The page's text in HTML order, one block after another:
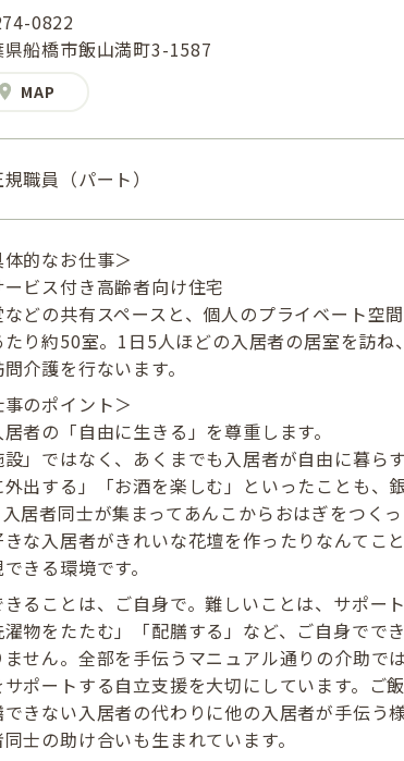
0822
県船橋市飯山満町3-1587
MAP
職員（パート）
体的なお仕事＞
ビス付き高齢者向け住宅
どの共有スペースと、個人のプライベート空
り約50室。1日5人ほどの入居者の居室を訪ね
介護を行ないます。
事のポイント＞
者の「自由に生きる」を尊重します。
設」ではなく、あくまでも入居者が自由に暮ら
外出する」「お酒を楽しむ」といったことも、
入居者同士が集まってあんこからおはぎをつく
な入居者がきれいな花壇を作ったりなんてこ
きる環境です。
ることは、ご自身で。難しいことは、サポート
濯物をたたむ」「配膳する」など、ご自身でで
ません。全部を手伝うマニュアル通りの介助で
サポートする自立支援を大切にしています。ご
できない入居者の代わりに他の入居者が手伝う
士の助け合いも生まれています。